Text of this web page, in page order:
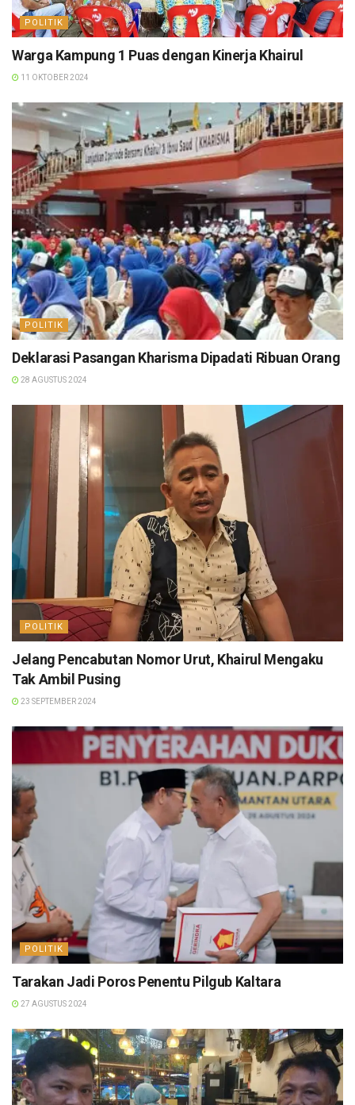
POLITIK
Warga Kampung 1 Puas dengan Kinerja Khairul
11 OKTOBER 2024
POLITIK
Deklarasi Pasangan Kharisma Dipadati Ribuan Orang
28 AGUSTUS 2024
POLITIK
Jelang Pencabutan Nomor Urut, Khairul Mengaku
Tak Ambil Pusing
23 SEPTEMBER 2024
POLITIK
Tarakan Jadi Poros Penentu Pilgub Kaltara
27 AGUSTUS 2024